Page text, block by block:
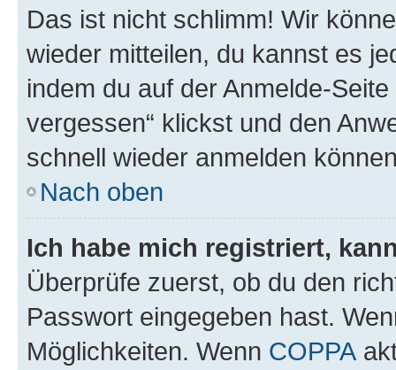
Das ist nicht schlimm! Wir
wieder mitteilen, du kannst es
indem du auf der Anmelde-
vergessen“ klickst und den
schnell wieder anmelden
Nach oben
Ich habe mich registriert,
Überprüfe zuerst, ob du den
Passwort eingegeben hast.
Möglichkeiten. Wenn COPPA